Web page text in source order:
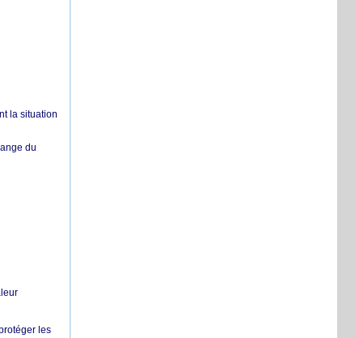
la situation
du
les